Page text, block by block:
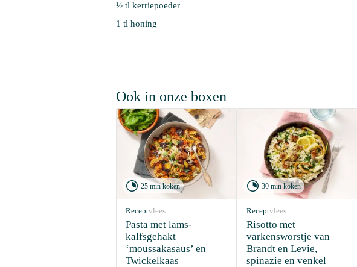
½ tl kerriepoeder
1 tl honing
Ook in onze boxen
 25 min koken
Receptvlees
Pasta met lams-
kalfsgehakt
‘moussakasaus’ en
Twickelkaas
 30 min koken
Receptvlees
Risotto met
varkensworstje van
Brandt en Levie,
spinazie en venkel